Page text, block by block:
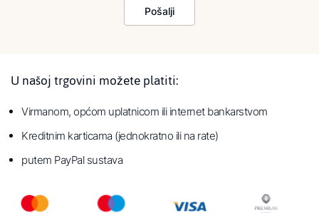
Pošalji
U našoj trgovini možete platiti:
Virmanom, općom uplatnicom ili internet bankarstvom
Kreditnim karticama (jednokratno ili na rate)
putem PayPal sustava